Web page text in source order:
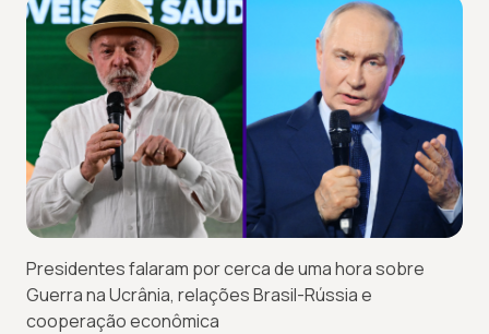
Presidentes falaram por cerca de uma hora sobre
Guerra na Ucrânia, relações Brasil-Rússia e
cooperação econômica